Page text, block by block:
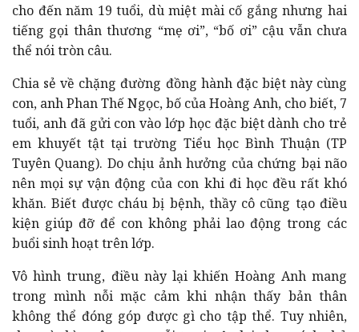
cho đến năm 19 tuổi, dù miệt mài cố gắng nhưng hai
tiếng gọi thân thương “mẹ ơi”, “bố ơi” cậu vẫn chưa
thể nói tròn câu.
Chia sẻ về chặng đường đồng hành đặc biệt này cùng
con, anh Phan Thế Ngọc, bố của Hoàng Anh, cho biết, 7
tuổi, anh đã gửi con vào lớp học đặc biệt dành cho trẻ
em khuyết tật tại trường Tiểu học Bình Thuận (TP
Tuyên Quang). Do chịu ảnh hưởng của chứng bại não
nên mọi sự vận động của con khi đi học đều rất khó
khăn. Biết được cháu bị bệnh, thầy cô cũng tạo điều
kiện giúp đỡ để con không phải lao động trong các
buổi sinh hoạt trên lớp.
Vô hình trung, điều này lại khiến Hoàng Anh mang
trong mình nỗi mặc cảm khi nhận thấy bản thân
không thể đóng góp được gì cho tập thể. Tuy nhiên,